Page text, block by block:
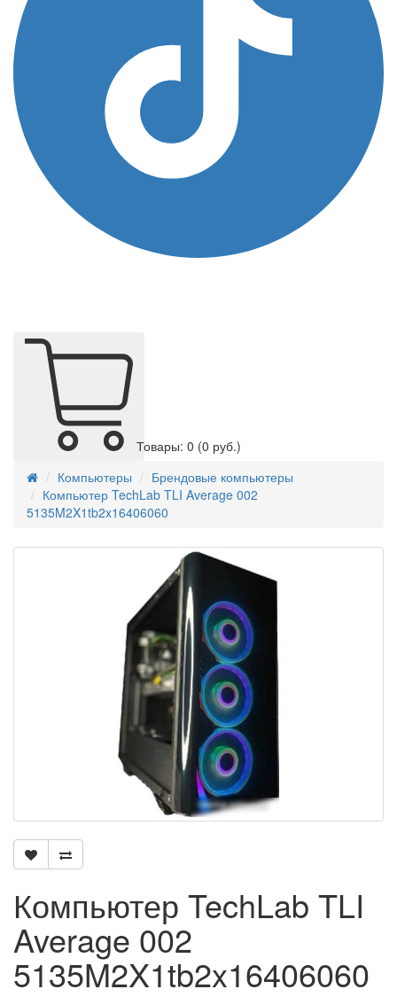
Товары: 0 (0 руб.)
Компьютеры
Брендовые компьютеры
Компьютер TechLab TLI Average 002
5135M2X1tb2x16406060
Компьютер TechLab TLI
Average 002
5135M2X1tb2x16406060